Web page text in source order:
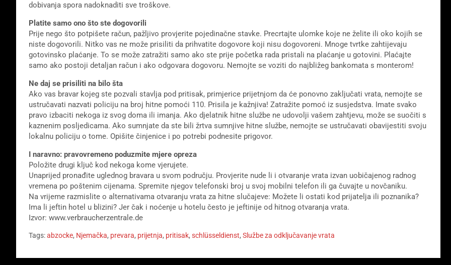
dobivanja spora nadoknaditi sve troškove.
Platite samo ono što ste dogovorili
Prije nego što potpišete račun, pažljivo provjerite pojedinačne stavke. Precrtajte ulomke koje ne želite ili oko kojih se
niste dogovorili. Nitko vas ne može prisiliti da prihvatite dogovore koji nisu dogovoreni. Mnoge tvrtke zahtijevaju
gotovinsko plaćanje. To se može zatražiti samo ako ste prije početka rada pristali na plaćanje u gotovini. Plaćajte
samo ako postoji detaljan račun i ako odgovara dogovoru. Nemojte se voziti do najbližeg bankomata s monterom!
Ne daj se prisiliti na bilo šta
Ako vas bravar kojeg ste pozvali stavlja pod pritisak, primjerice prijetnjom da će ponovno zaključati vrata, nemojte se
ustručavati nazvati policiju na broj hitne pomoći 110. Prisila je kažnjiva! Zatražite pomoć iz susjedstva. Imate svako
pravo izbaciti nekoga iz svog doma ili imanja. Ako djelatnik hitne službe ne udovolji vašem zahtjevu, može se suočiti s
kaznenim posljedicama. Ako sumnjate da ste bili žrtva sumnjive hitne službe, nemojte se ustručavati obavijestiti svoju
lokalnu policiju o tome. Opišite činjenice i po potrebi podnesite prigovor.
I naravno: pravovremeno poduzmite mjere opreza
Položite drugi ključ kod nekoga kome vjerujete.
Unaprijed pronađite uglednog bravara u svom području. Provjerite nude li i otvaranje vrata izvan uobičajenog radnog
vremena po poštenim cijenama. Spremite njegov telefonski broj u svoj mobilni telefon ili ga čuvajte u novčaniku.
Na vrijeme razmislite o alternativama otvaranju vrata za hitne slučajeve: Možete li ostati kod prijatelja ili poznanika?
Ima li jeftin hotel u blizini? Jer čak i noćenje u hotelu često je jeftinije od hitnog otvaranja vrata.
Izvor: www.verbraucherzentrale.de
Tags:abzocke, Njemačka, prevara, prijetnja, pritisak, schlüsseldienst, Službe za odključavanje vrata